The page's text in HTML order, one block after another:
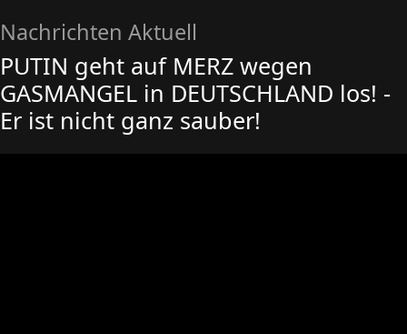
Nachrichten Aktuell
PUTIN geht auf MERZ wegen
GASMANGEL in DEUTSCHLAND los! -
Er ist nicht ganz sauber!